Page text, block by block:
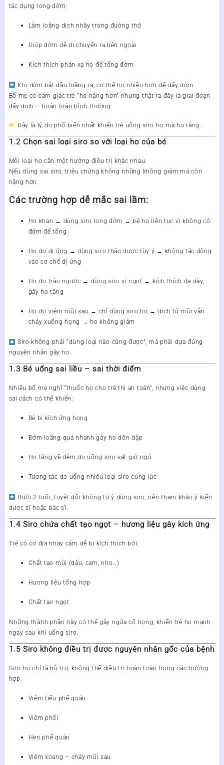
tác dụng long đờm:
Làm loãng dịch nhầy trong đường thở
Giúp đờm dễ di chuyển ra bên ngoài
Kích thích phản xạ ho để tống đờm
Khi đờm bắt đầu loãng ra, cơ thể ho nhiều hơn để đẩy đờm .
Bố mẹ có cảm giác trẻ “ho nặng hơn” nhưng thật ra đây làgiai đoạn
đẩy dịch – hoàn toàn bình thường .
Đây là lý do phổ biến nhất khiến trẻ uống siro ho mà ho tăng.
1.2 Chọn sai loại siro so với loại ho của bé
Mỗi loại ho cần một hướng điều trị khác nhau.
Nếu dùng sai siro, triệu chứng không những không giảm mà còn
nặng hơn.
Các trường hợp dễ mắc sai lầm:
Ho khan → dùng siro long đờm → bé ho liên tục vì không có
đờm để tống
Ho do dị ứng → dùng siro thảo dược tùy ý → không tác động
vào cơ chế dị ứng
Ho do trào ngược → dùng siro vị ngọt → kích thích dạ dày,
gây ho tăng
Ho do viêm mũi sau → chỉ dùng siro ho → dịch từ mũi vẫn
chảy xuống họng → ho không giảm
Siro không phải “dùng loại nào cũng được”, mà phải dựa đúng
nguyên nhân gây ho.
1.3 Bé uống sai liều – sai thời điểm
Nhiều bố mẹ nghĩ “thuốc ho cho trẻ thì an toàn”, nhưng việc dùng
sai cách có thể khiến:
Bé bị kích ứng họng
Đờm loãng quá nhanh gây ho dồn dập
Ho tăng về đêm do uống siro sát giờ ngủ
Tương tác do uống nhiều loại siro cùng lúc
Dưới 2 tuổi, tuyệt đối không tự ý dùng siro, nên tham khảo ý kiến
dược sĩ hoặc bác sĩ.
1.4 Siro chứa chất tạo ngọt – hương liệu gây kích ứng
Trẻ có cơ địa nhạy cảm dễ bị kích thích bởi:
Chất tạo mùi (dâu, cam, nho…)
Hương liệu tổng hợp
Chất tạo ngọt
Những thành phần này có thể gây ngứa cổ họng, khiến trẻ ho mạnh
ngay sau khi uống siro.
1.5 Siro không điều trị được nguyên nhân gốc của bệnh
Siro ho chỉ là hỗ trợ, không thể điều trị hoàn toàn trong các trường
hợp:
Viêm tiểu phế quản
Viêm phổi
Hen phế quản
Viêm xoang – chảy mũi sau